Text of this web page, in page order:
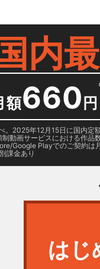
国内
額660 円
。2025年12月15日に国内定
制動画サービスにおける作品
Google Playでのご契約は
課金あり
はじ